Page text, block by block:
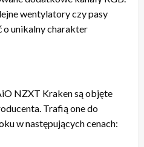
wentylatory czy pasy
o unikalny charakter
NZXT Kraken są objęte
Trafią one do
w następujących cenach: